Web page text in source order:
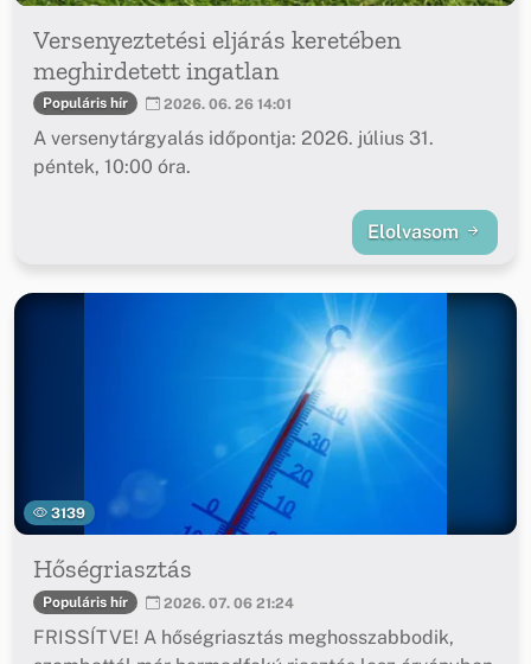
Versenyeztetési eljárás keretében
meghirdetett ingatlan
Populáris hír 2026. 06. 26 14:01
A versenytárgyalás időpontja: 2026. július 31.
péntek, 10:00 óra.
Elolvasom
3139
Hőségriasztás
Populáris hír 2026. 07. 06 21:24
FRISSÍTVE! A hőségriasztás meghosszabbodik,